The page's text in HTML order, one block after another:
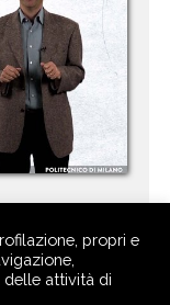
propri e
delle attività di